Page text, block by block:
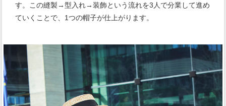
す。この縫製→型入れ→装飾という流れを3人で分業して進め
ていくことで、1つの帽子が仕上がります。